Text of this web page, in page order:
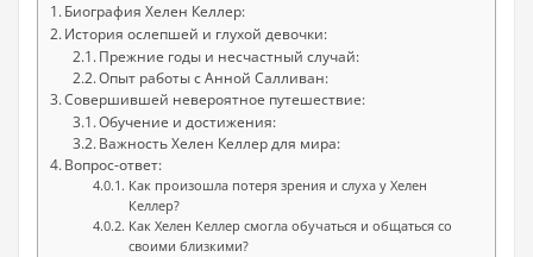
Биография Хелен Келлер:
История ослепшей и глухой девочки:
Прежние годы и несчастный случай:
Опыт работы с Анной Салливан:
Совершившей невероятное путешествие:
Обучение и достижения:
Важность Хелен Келлер для мира:
Вопрос-ответ:
Как произошла потеря зрения и слуха у Хелен
Келлер?
Как Хелен Келлер смогла обучаться и общаться со
своими близкими?